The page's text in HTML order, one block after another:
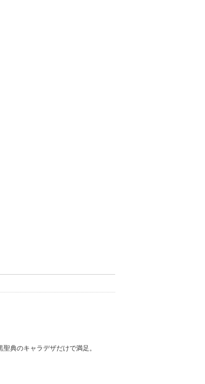
典のキャラデザだけで満足。